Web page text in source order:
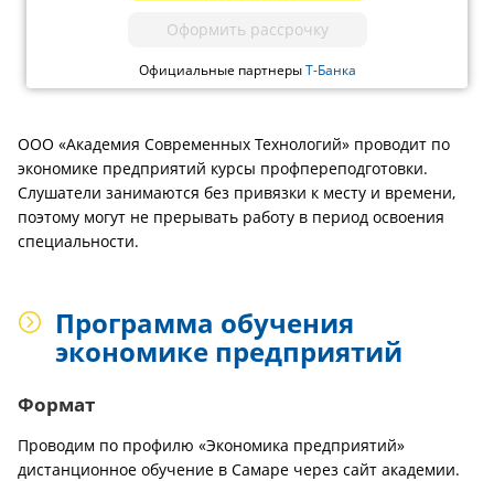
Оформить рассрочку
Официальные партнерыТ-Банка
ООО «Академия Современных Технологий» проводит по
экономике предприятий курсы профпереподготовки.
Слушатели занимаются без привязки к месту и времени,
поэтому могут не прерывать работу в период освоения
специальности.
Программа обучения
экономике предприятий
Формат
Проводим по профилю «Экономика предприятий»
дистанционное обучение в Самаре через сайт академии.